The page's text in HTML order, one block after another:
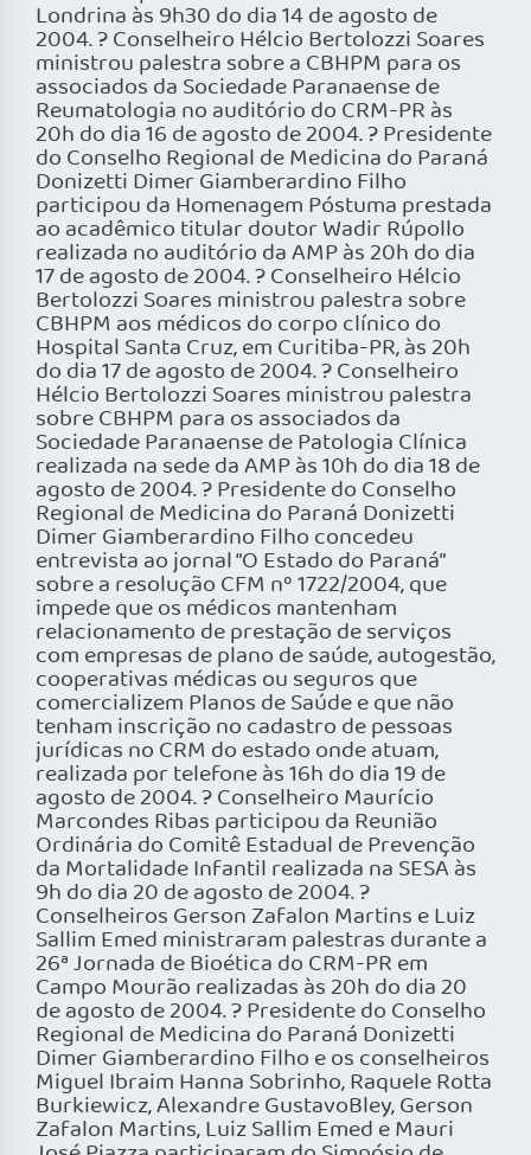
Londrina às 9h30 do dia 14 de agosto de
2004. ? Conselheiro Hélcio Bertolozzi Soares
ministrou palestra sobre a CBHPM para os
associados da Sociedade Paranaense de
Reumatologia no auditório do CRM-PR às
20h do dia 16 de agosto de 2004. ? Presidente
do Conselho Regional de Medicina do Paraná
Donizetti Dimer Giamberardino Filho
participou da Homenagem Póstuma prestada
ao acadêmico titular doutor Wadir Rúpollo
realizada no auditório da AMP às 20h do dia
17 de agosto de 2004. ? Conselheiro Hélcio
Bertolozzi Soares ministrou palestra sobre
CBHPM aos médicos do corpo clínico do
Hospital Santa Cruz, em Curitiba-PR, às 20h
do dia 17 de agosto de 2004. ? Conselheiro
Hélcio Bertolozzi Soares ministrou palestra
sobre CBHPM para os associados da
Sociedade Paranaense de Patologia Clínica
realizada na sede da AMP às 10h do dia 18 de
agosto de 2004. ? Presidente do Conselho
Regional de Medicina do Paraná Donizetti
Dimer Giamberardino Filho concedeu
entrevista ao jornal “O Estado do Paraná”
sobre a resolução CFM nº 1722/2004, que
impede que os médicos mantenham
relacionamento de prestação de serviços
com empresas de plano de saúde, autogestão,
cooperativas médicas ou seguros que
comercializem Planos de Saúde e que não
tenham inscrição no cadastro de pessoas
jurídicas no CRM do estado onde atuam,
realizada por telefone às 16h do dia 19 de
agosto de 2004. ? Conselheiro Maurício
Marcondes Ribas participou da Reunião
Ordinária do Comitê Estadual de Prevenção
da Mortalidade Infantil realizada na SESA às
9h do dia 20 de agosto de 2004. ?
Conselheiros Gerson Zafalon Martins e Luiz
Sallim Emed ministraram palestras durante a
26ª Jornada de Bioética do CRM-PR em
Campo Mourão realizadas às 20h do dia 20
de agosto de 2004. ? Presidente do Conselho
Regional de Medicina do Paraná Donizetti
Dimer Giamberardino Filho e os conselheiros
Miguel Ibraim Hanna Sobrinho, Raquele Rotta
Burkiewicz, Alexandre GustavoBley, Gerson
Zafalon Martins, Luiz Sallim Emed e Mauri